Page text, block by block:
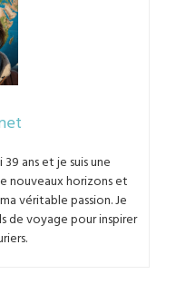
ans et je suis une
nouveaux horizons et
véritable passion. Je
de voyage pour inspirer